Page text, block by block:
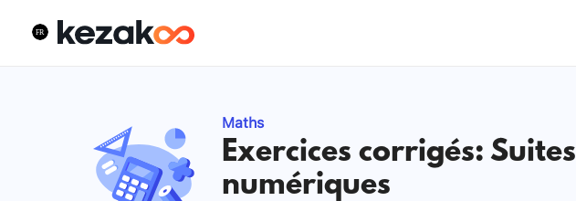
Maths
Exercices corrigés: Suites
numériques